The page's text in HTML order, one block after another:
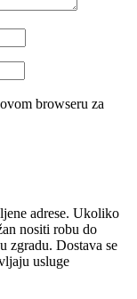
browseru za
adrese. Ukoliko
nositi robu do
zgradu. Dostava se
usluge